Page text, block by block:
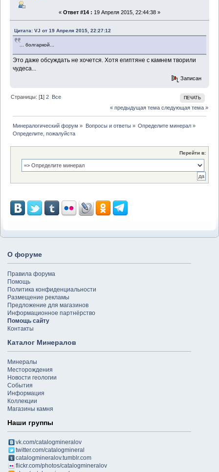
« Ответ #14 : 19 Апреля 2015, 22:44:38 »
Цитата: VJ от 19 Апреля 2015, 22:27:12
... болгаркой...
Это даже обсуждать не хочется. Хотя египтяне с камнем творили
чудеса...
Записан
ПЕЧАТЬ
Страницы: [1]2
Все
« предыдущая тема следующая тема »
Минералогический форум » Вопросы и ответы» Определите минерал»
Определите, пожалуйста
Перейти в:
О форуме
Правила форума
Помощь
Политика конфиденциальности
Размещение рекламы
Предложение для магазинов
Информационное партнёрство
Помощь сайту
Контакты
Каталог Минералов
Минералы
Месторождения
Новости геологии
События
Информация
Коллекции
Магазины камня
Наши группы
vk.com/catalogmineralov
twitter.com/catalogmineral
catalogmineralov.tumblr.com
flickr.com/photos/catalogmineralov